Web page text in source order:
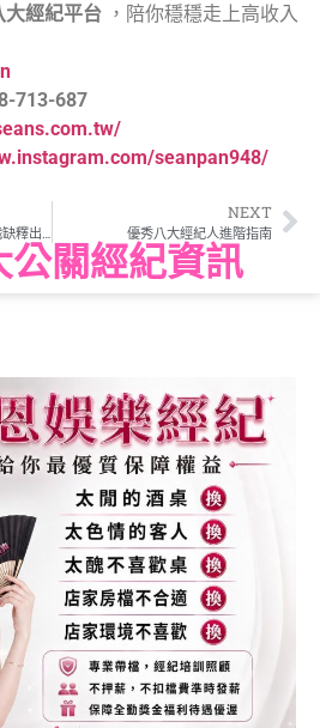
大經紀平台 ，陪你穩穩走上高收入
713-687
seanpan948/
NEXT
優秀八大經紀人進階指南
公關經紀資訊